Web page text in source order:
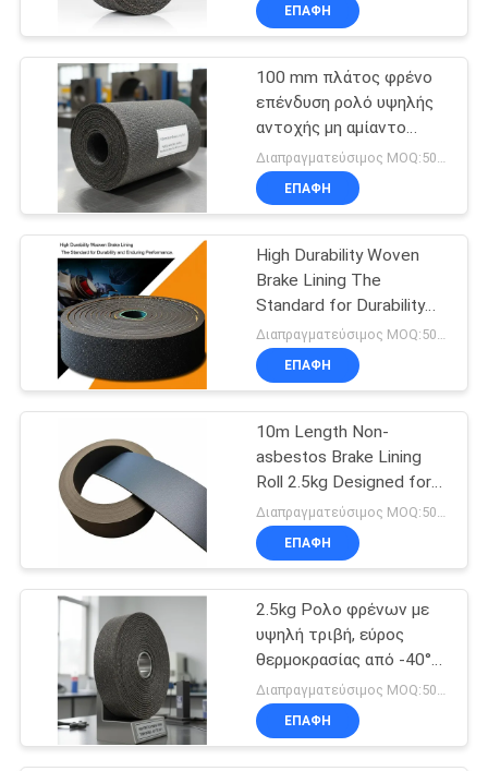
ΈΛΕΓΧΟΣ
ΜΑΣ
ΕΛΆΤΕ
ΕΠΑΦΉ
ΜΕ
ΖΗΤΉΣΤΕ
ΈΝΑ
ΑΠΌΣΠΑΣΜΑ
SITEMAP
PRIVACY
100mm, υλικό τριβής για
βαρέως τύπου
ΕΠΑΦΉ
100 mm πλάτος φρένο
επένδυση ρολό υψηλής
αντοχής μη αμίαντο
κατάλληλο για την
κατασκευή δίσκων
φρένων και συστατικά
ΕΠΑΦΉ
High Durability Woven
Brake Lining The
Standard for Durability
and Enduring
Performance
Διαπραγματεύσιμος MOQ:500 Kgs
ΕΠΑΦΉ
10m Length Non-
asbestos Brake Lining
Roll 2.5kg Designed for
Heavy Duty ApplicationsΔιαπραγματεύσιμος MOQ:500 Kgs
ΕΠΑΦΉ
2.5kg Ρολο φρένων με
υψηλή τριβή, εύρος
θερμοκρασίας από -40°C
έως +300°C
ΕΠΑΦΉ